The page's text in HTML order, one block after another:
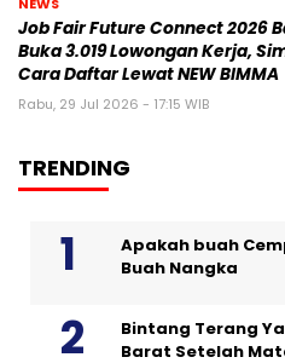
Job Fair Future Connect 2026
Buka 3.019 Lowongan Kerja,
Cara Daftar Lewat NEW BIMMA
Rabu, 29 Jul 2026 - 17:15 WIB
TRENDING
Apakah buah
Buah Nangka
Bintang Terang
Barat Setelah